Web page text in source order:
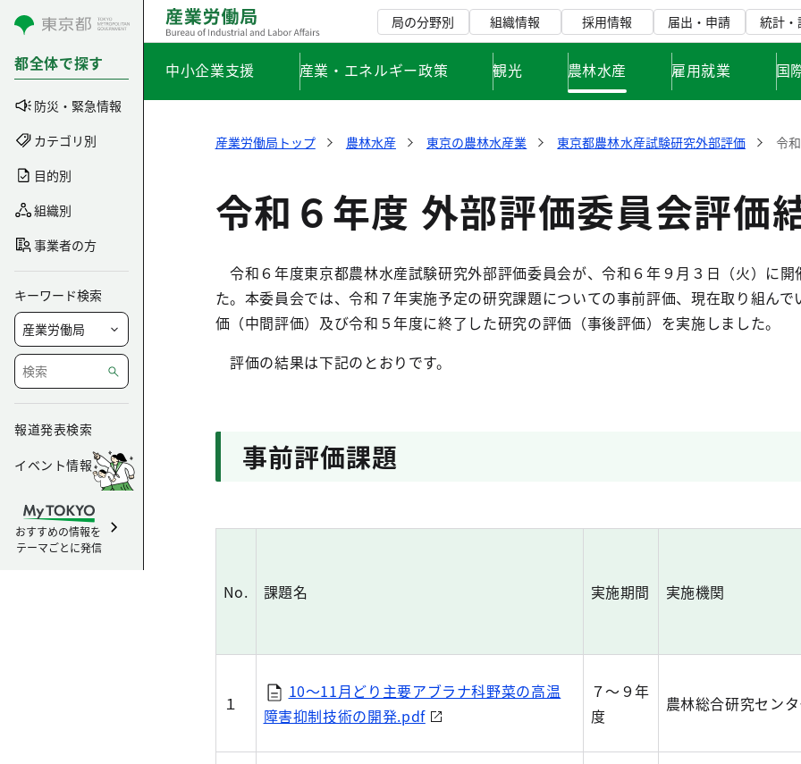
コンテンツにスキップ
都全体で探す
防災・緊急情報
カテゴリ別
目的別
組織別
事業者の方
キーワード検索
報道発表検索
イベント情報
おすすめの情報を
テーマごとに発信
局の分野別 組織情報 採用情報 届出・申請 統計・
中小企業支援 産業・エネルギー政策 観光 農林水産 雇用就業 国
産業労働局トップ 農林水産 東京の農林水産業 東京都農林水産試験研究外部評価 令
令和６年度 外部評価委員会評価
令和６年度東京都農林水産試験研究外部評価委員会が、令和６年９月３日（火）に開
た。本委員会では、令和７年実施予定の研究課題についての事前評価、現在取り組んで
価（中間評価）及び令和５年度に終了した研究の評価（事後評価）を実施しました。
評価の結果は下記のとおりです。
事前評価課題
No. 課題名 実施期間 実施機関
１
10～11月どり主要アブラナ科野菜の高温
障害抑制技術の開発.pdf
７～９年
度
農林総合研究セン